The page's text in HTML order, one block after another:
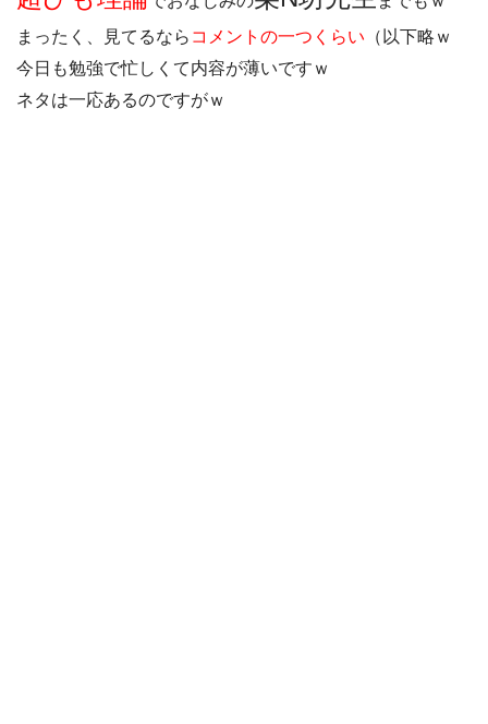
まったく、見てるなら コメントの一つくらい （以下略ｗ
今日も勉強で忙しくて内容が薄いですｗ
ネタは一応あるのですがｗ